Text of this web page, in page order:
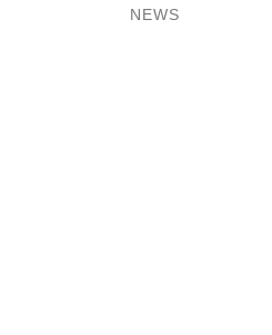
NEWS